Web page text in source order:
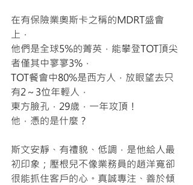
在有保險業奧斯卡之稱的MDRT盛會
上，
他們是全球5%的菁英，能攀登TOT頂尖
者僅其中寥寥3%，
TOT餐會中80%是西方人，放眼望去只
有2～3位年輕人，
東方臉孔，29歲，一年攻頂！
他，憑的是什麼？
斯文安靜、有禮貌、低調，是他給人最
初印象；壓根兒不像業務員的趙洋寬卻
很能抓住客戶的心。真誠專注、善於傾